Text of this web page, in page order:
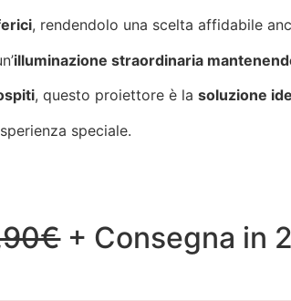
, rendendolo una scelta affidabile
illuminazione straordinaria
, questo proiettore è la soluzione
speciale.
+ Consegna in